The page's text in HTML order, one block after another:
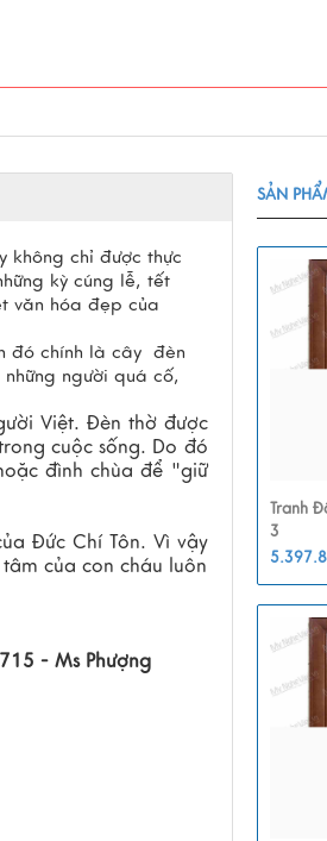
không chỉ được thực
kỳ cúng lễ, tết
văn hóa đẹp của
đó chính là cây đèn
người quá cố,
Việt. Đèn thờ được
cuộc sống. Do đó
đình chùa để "giữ
Đức Chí Tôn. Vì vậy
của con cháu luôn
- Ms Phượng
SẢN
Tranh
3